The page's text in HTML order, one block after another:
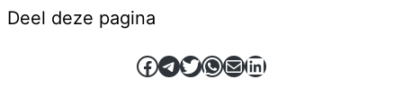
Deel deze pagina
Facebook
Telegram
Twitter
WhatsApp
E-mailLinkedIn